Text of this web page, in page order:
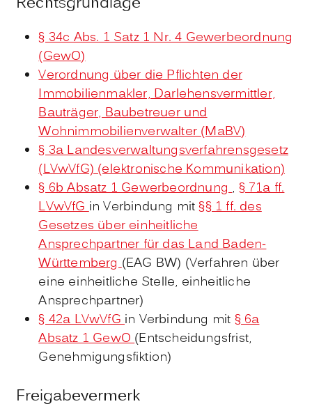
§ 34c Abs. 1 Satz 1 Nr. 4 Gewerbeordnung
(GewO)
Verordnung über die Pflichten der
Immobilienmakler, Darlehensvermittler,
Bauträger, Baubetreuer und
Wohnimmobilienverwalter (MaBV)
§ 3a Landesverwaltungsverfahrensgesetz
(LVwVfG) (elektronische Kommunikation)
§ 6b Absatz 1 Gewerbeordnung, § 71a ff.
LVwVfGin Verbindung mit§§ 1 ff. des
Gesetzes über einheitliche
Ansprechpartner für das Land Baden-
Württemberg(EAG BW) (Verfahren über
eine einheitliche Stelle, einheitliche
Ansprechpartner)
§ 42a LVwVfGin Verbindung mit § 6a
Absatz 1 GewO(Entscheidungsfrist,
Genehmigungsfiktion)
Freigabevermerk